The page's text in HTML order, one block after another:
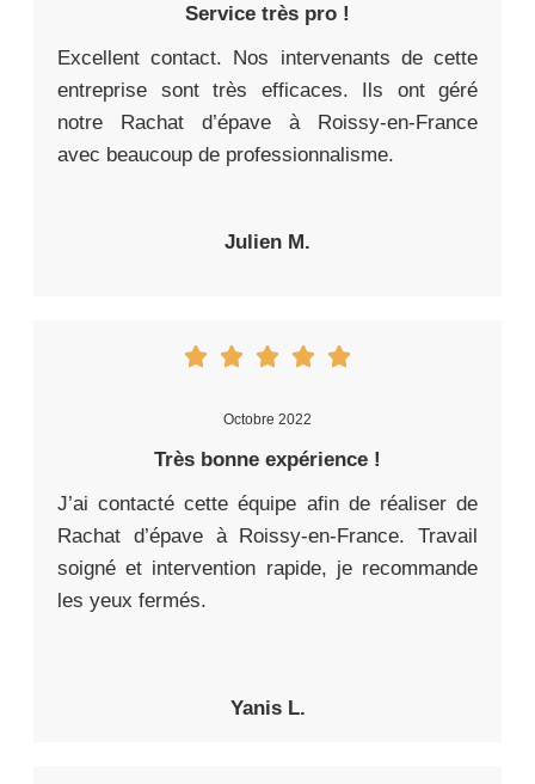
Service très pro !
Excellent contact. Nos intervenants de cette
entreprise sont très efficaces. Ils ont géré
notre Rachat d’épave à Roissy-en-France
avec beaucoup de professionnalisme.
Julien M.
Octobre 2022
Très bonne expérience !
J’ai contacté cette équipe afin de réaliser de
Rachat d’épave à Roissy-en-France. Travail
soigné et intervention rapide, je recommande
les yeux fermés.
Yanis L.